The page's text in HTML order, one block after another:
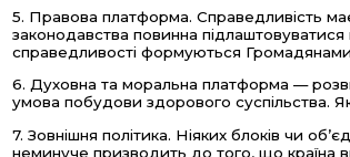
5. Правова платформа. Справедливість
законодавства повинна підлаштовуватися
справедливості формуються
6. Духовна та моральна платформа —
умова побудови здорового суспільства.
7. Зовнішня політика. Ніяких блоків чи
неминуче призводить до того, що країна